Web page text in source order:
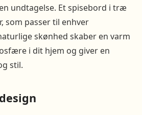
undtagelse. Et spisebord i træ
som passer til enhver
skønhed skaber en varm
i dit hjem og giver en
stil.